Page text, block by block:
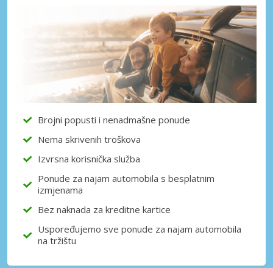
Brojni popusti i nenadmašne ponude
Nema skrivenih troškova
Izvrsna korisnička služba
Ponude za najam automobila s besplatnim
izmjenama
Bez naknada za kreditne kartice
Uspoređujemo sve ponude za najam automobila
na tržištu